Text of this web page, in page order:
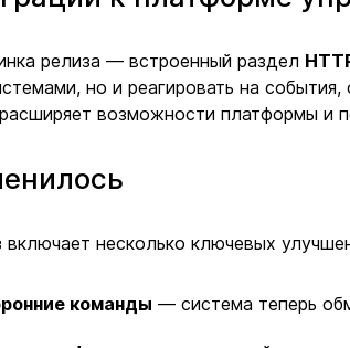
релиза — встроенный раздел
но и реагировать на
возможности платформы и
несколько ключевых
команды — система теперь